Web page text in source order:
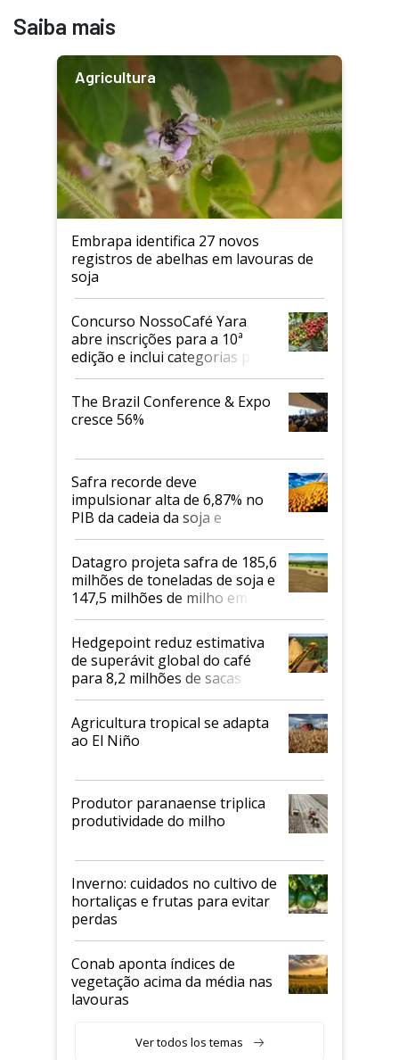
Saiba mais
Agricultura
Embrapa identifica 27 novos
registros de abelhas em lavouras de
soja
Concurso NossoCafé Yara
abre inscrições para a 10ª
edição e inclui categorias para
cafés Canephora
The Brazil Conference & Expo
cresce 56%
Safra recorde deve
impulsionar alta de 6,87% no
PIB da cadeia da soja e
biodiesel em 2026
Datagro projeta safra de 185,6
milhões de toneladas de soja e
147,5 milhões de milho em
2026/27
Hedgepoint reduz estimativa
de superávit global do café
para 8,2 milhões de sacas
Agricultura tropical se adapta
ao El Niño
Produtor paranaense triplica
produtividade do milho
Inverno: cuidados no cultivo de
hortaliças e frutas para evitar
perdas
Conab aponta índices de
vegetação acima da média nas
lavouras
Ver todos los temas